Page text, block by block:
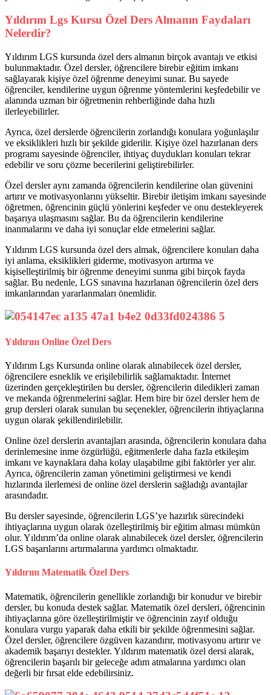
Yıldırım Lgs Kursu Özel Ders Almanın Faydaları
Nelerdir?
Yıldırım LGS kursunda özel ders almanın birçok avantajı ve etkisi
bulunmaktadır. Özel dersler, öğrencilere birebir eğitim imkanı
sağlayarak kişiye özel öğrenme deneyimi sunar. Bu sayede
öğrenciler, kendilerine uygun öğrenme yöntemlerini keşfedebilir ve
alanında uzman bir öğretmenin rehberliğinde daha hızlı
ilerleyebilirler.
Ayrıca, özel derslerde öğrencilerin zorlandığı konulara yoğunlaşılır
ve eksiklikleri hızlı bir şekilde giderilir. Kişiye özel hazırlanan ders
programı sayesinde öğrenciler, ihtiyaç duydukları konuları tekrar
edebilir ve soru çözme becerilerini geliştirebilirler.
Özel dersler aynı zamanda öğrencilerin kendilerine olan güvenini
artırır ve motivasyonlarını yükseltir. Birebir iletişim imkanı sayesinde
öğretmen, öğrencinin güçlü yönlerini keşfeder ve onu destekleyerek
başarıya ulaşmasını sağlar. Bu da öğrencilerin kendilerine
inanmalarını ve daha iyi sonuçlar elde etmelerini sağlar.
Yıldırım LGS kursunda özel ders almak, öğrencilere konuları daha
iyi anlama, eksiklikleri giderme, motivasyon artırma ve
kişiselleştirilmiş bir öğrenme deneyimi sunma gibi birçok fayda
sağlar. Bu nedenle, LGS sınavına hazırlanan öğrencilerin özel ders
imkanlarından yararlanmaları önemlidir.
Yıldırım Online Özel Ders
Yıldırım Lgs Kursunda online olarak alınabilecek özel dersler,
öğrencilere esneklik ve erişilebilirlik sağlamaktadır. İnternet
üzerinden gerçekleştirilen bu dersler, öğrencilerin diledikleri zaman
ve mekanda öğrenmelerini sağlar. Hem bire bir özel dersler hem de
grup dersleri olarak sunulan bu seçenekler, öğrencilerin ihtiyaçlarına
uygun olarak şekillendirilebilir.
Online özel derslerin avantajları arasında, öğrencilerin konulara daha
derinlemesine inme özgürlüğü, eğitmenlerle daha fazla etkileşim
imkanı ve kaynaklara daha kolay ulaşabilme gibi faktörler yer alır.
Ayrıca, öğrencilerin zaman yönetimini geliştirmesi ve kendi
hızlarında ilerlemesi de online özel derslerin sağladığı avantajlar
arasındadır.
Bu dersler sayesinde, öğrencilerin LGS’ye hazırlık sürecindeki
ihtiyaçlarına uygun olarak özelleştirilmiş bir eğitim alması mümkün
olur. Yıldırım’da online olarak alınabilecek özel dersler, öğrencilerin
LGS başarılarını artırmalarına yardımcı olmaktadır.
Yıldırım Matematik Özel Ders
Matematik, öğrencilerin genellikle zorlandığı bir konudur ve birebir
dersler, bu konuda destek sağlar. Matematik özel dersleri, öğrencinin
ihtiyaçlarına göre özelleştirilmiştir ve öğrencinin zayıf olduğu
konulara vurgu yaparak daha etkili bir şekilde öğrenmesini sağlar.
Özel dersler, öğrencilere özgüven kazandırır, motivasyonu artırır ve
akademik başarıyı destekler. Yıldırım matematik özel dersi alarak,
öğrencilerin başarılı bir geleceğe adım atmalarına yardımcı olan
değerli bir fırsat elde edebilirsiniz.